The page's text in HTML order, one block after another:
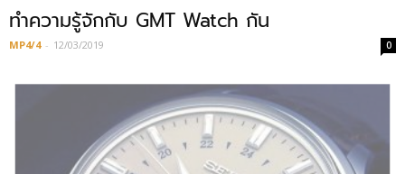
ทำความรู้จักกับ GMT Watch กัน
MP4/4 - 12/03/2019 0